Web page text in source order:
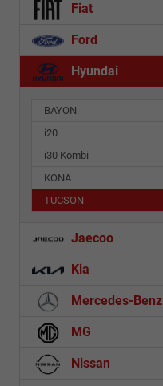
Fiat
Ford
Hyundai
BAYON
i20
i30 Kombi
KONA
TUCSON
Jaecoo
Kia
Mercedes-Benz
MG
Nissan